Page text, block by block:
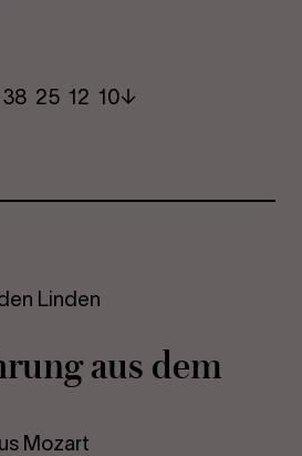
25​ 12 10
Linden
aus dem
Mozart